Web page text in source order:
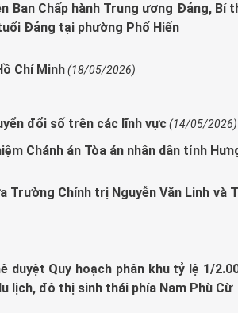
Ban Chấp hành Trung ương Đảng, Bí
Đảng tại phường Phố Hiến
Chí Minh(18/05/2026)
đổi số trên các lĩnh vực (14/05/2026)
Chánh án Tòa án nhân dân tỉnh
Trường Chính trị Nguyễn Văn Linh và
duyệt Quy hoạch phân khu tỷ lệ 1/
lịch, đô thị sinh thái phía Nam Phù Cừ